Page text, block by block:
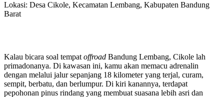
Lokasi: Desa Cikole, Kecamatan Lembang, Kabupaten Bandung
Barat
Kalau bicara soal tempat offroad Bandung Lembang, Cikole lah
primadonanya. Di kawasan ini, kamu akan memacu adrenalin
dengan melalui jalur sepanjang 18 kilometer yang terjal, curam,
sempit, berbatu, dan berlumpur. Di kiri kanannya, terdapat
pepohonan pinus rindang yang membuat suasana lebih asri dan